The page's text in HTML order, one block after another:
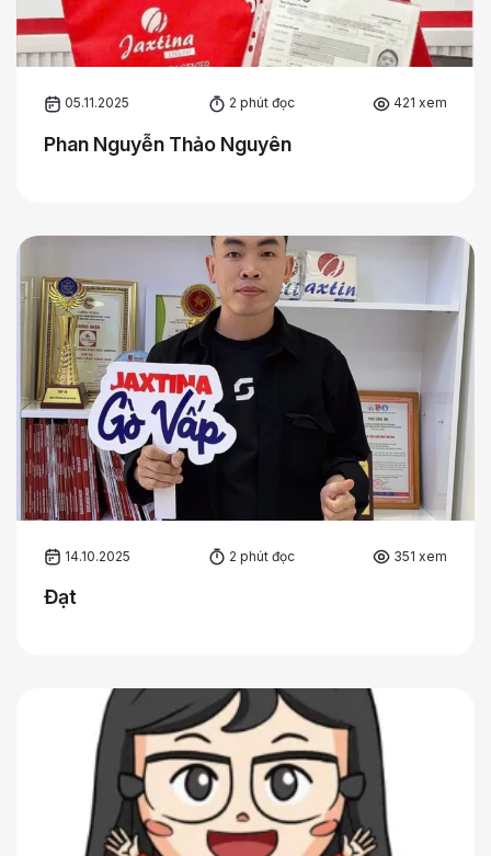
05.11.2025 2 phút đọc 421 xem
Phan Nguyễn Thảo Nguyên
14.10.2025 2 phút đọc 351 xem
Đạt